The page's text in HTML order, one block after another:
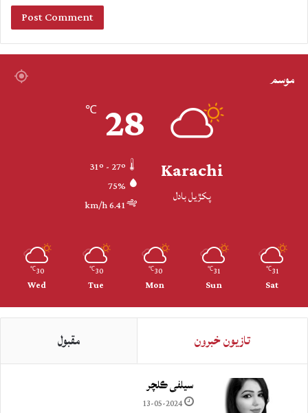
موسم
Karachi
پکڙيل بادل
28
℃
75%
6.41 km/h
31
℃
Sat
31
℃
Sun
30
℃
Mon
30
℃
Tue
30
℃
Wed
تازيون خبرون مقبول
سيلفي ڪلچر
13-05-2024